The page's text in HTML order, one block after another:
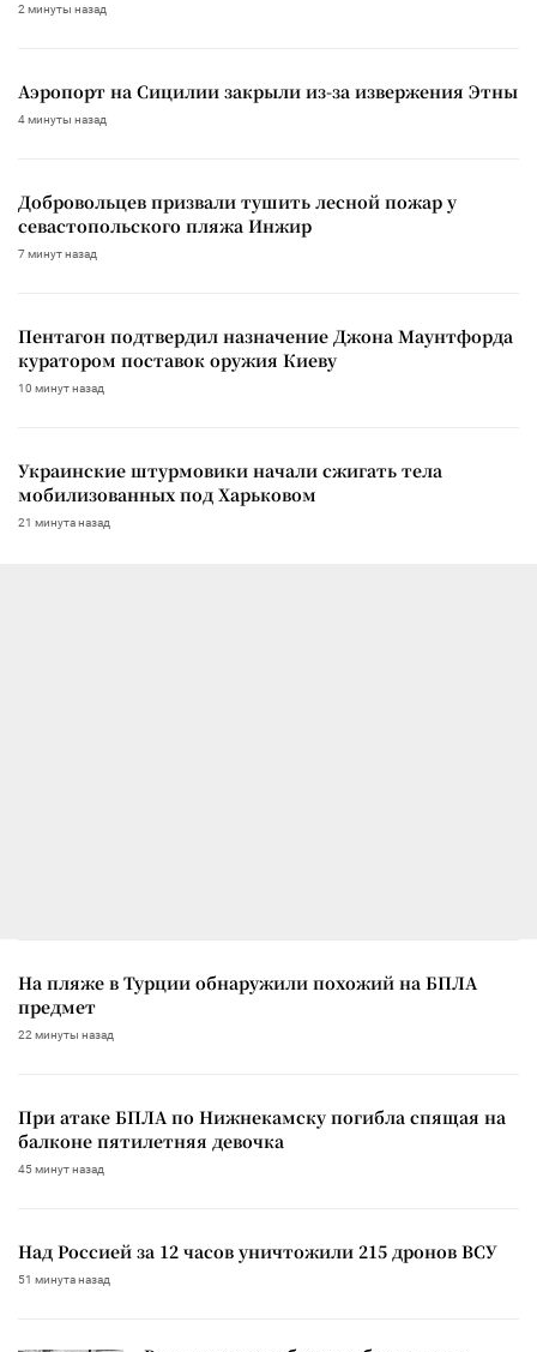
2 минуты назад
Аэропорт на Сицилии закрыли из-за извержения Этны
4 минуты назад
Добровольцев призвали тушить лесной пожар у
севастопольского пляжа Инжир
7 минут назад
Пентагон подтвердил назначение Джона Маунтфорда
куратором поставок оружия Киеву
10 минут назад
Украинские штурмовики начали сжигать тела
мобилизованных под Харьковом
21 минута назад
На пляже в Турции обнаружили похожий на БПЛА
предмет
22 минуты назад
При атаке БПЛА по Нижнекамску погибла спящая на
балконе пятилетняя девочка
45 минут назад
Над Россией за 12 часов уничтожили 215 дронов ВСУ
51 минута назад